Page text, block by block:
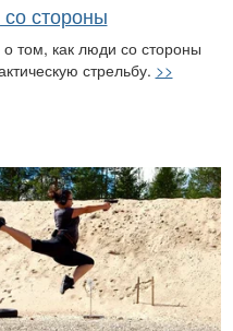
стороны
о том, как люди со стороны
стрельбу. >>